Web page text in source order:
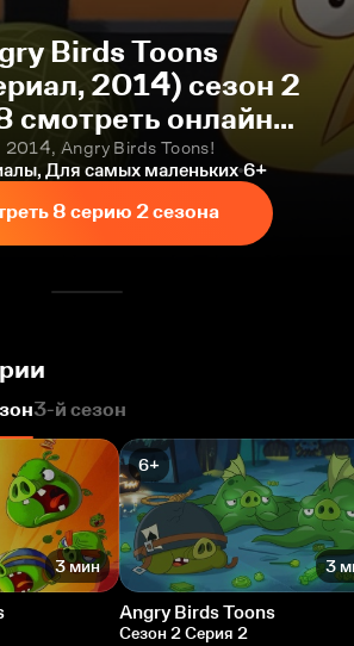
Birds Toons
2014) сезон 2
смотреть онлайн
бесплатно
2014, Angry Birds Toons!
Для самых маленьких 6+
8 серию 2 сезона
3-й сезон
3 мин
6+
3
Angry Birds Toons
Сезон 2 Серия 2